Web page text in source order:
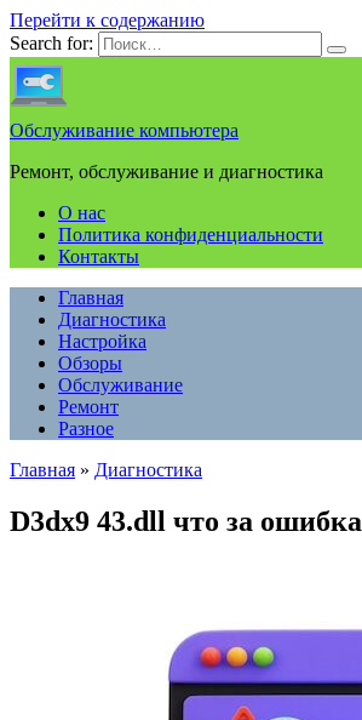
Перейти к содержанию
Search for:
Обслуживание компьютера
Ремонт, обслуживание и диагностика
О нас
Политика конфиденциальности
Контакты
Главная
Диагностика
Настройка
Обзоры
Обслуживание
Ремонт
Разное
Главная » Диагностика
D3dx9 43.dll что за ошибка